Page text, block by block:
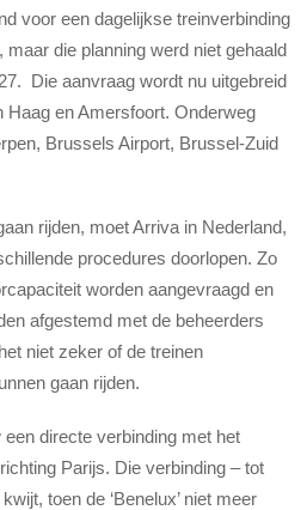
voor een dagelijkse treinverbinding
die planning werd niet gehaald
Die aanvraag wordt nu uitgebreid
Haag en Amersfoort. Onderweg
Brussels Airport, Brussel-Zuid
rijden, moet Arriva in Nederland,
procedures doorlopen. Zo
worden aangevraagd en
afgestemd met de beheerders
niet zeker of de treinen
gaan rijden.
directe verbinding met het
Parijs. Die verbinding – tot
toen de ‘Benelux’ niet meer